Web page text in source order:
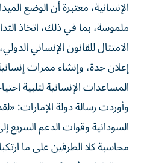
الإنسانية، معتبرة أن الوضع
ملموسة، بما في ذلك، اتخاذ
الامتثال للقانون الإنساني
إعلان جدة، وإنشاء ممرات
المساعدات الإنسانية لتلبية
وأوردت رسالة دولة الإمارات:
السودانية وقوات الدعم السريع
محاسبة كلا الطرفين على ما